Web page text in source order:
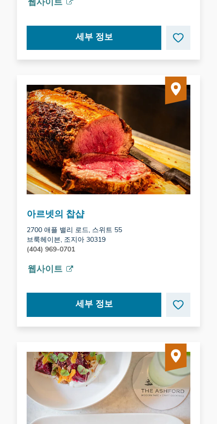
웹사이트
세부 정보
아르넷의 찹샵
2700 애플 밸리 로드, 스위트 55
브룩헤이븐, 조지아 30319
(404) 969-0701
웹사이트
세부 정보